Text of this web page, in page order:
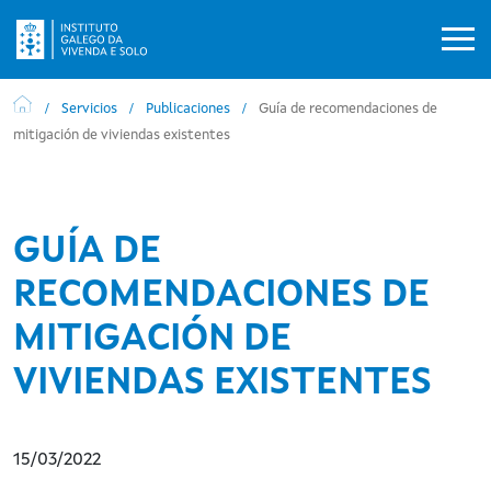
Servicios Publicaciones
Guía de recomendaciones de
mitigación de viviendas existentes
GUÍA DE
RECOMENDACIONES DE
MITIGACIÓN DE
VIVIENDAS EXISTENTES
15/03/2022